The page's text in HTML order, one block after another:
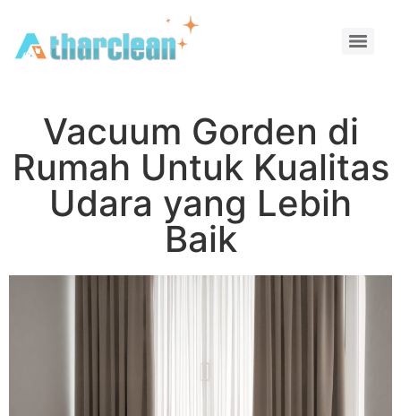
Vacuum Gorden di
Rumah Untuk Kualitas
Udara yang Lebih
Baik